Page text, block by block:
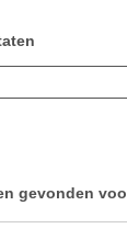
gevonden